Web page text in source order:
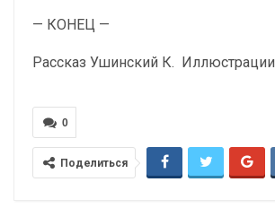
— КОНЕЦ —
Рассказ Ушинский К. Иллюстрации
0
Поделиться